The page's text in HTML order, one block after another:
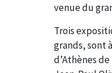
venue du
Trois
grands, sont
d’Athènes